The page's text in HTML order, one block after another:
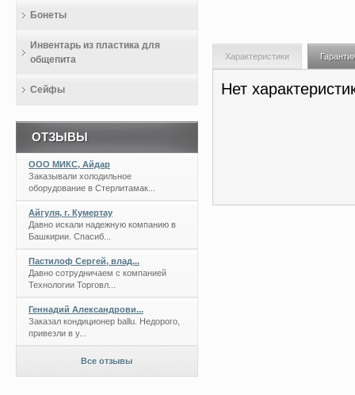
Характеристики
Нет
Бонеты
Инвентарь из пластика для
общепита
Сейфы
ОТЗЫВЫ
ООО МИКС, Айдар
Заказывали холодильное
оборудование в Стерлитамак...
Айгуля, г. Кумертау
Давно искали надежную компанию в
Башкирии. Спасиб...
Пастилоф Сергей, влад...
Давно сотрудничаем с компанией
Технологии Торговл...
Геннадий Александрови...
Заказал кондиционер ballu. Недорого,
привезли в у...
Все отзывы